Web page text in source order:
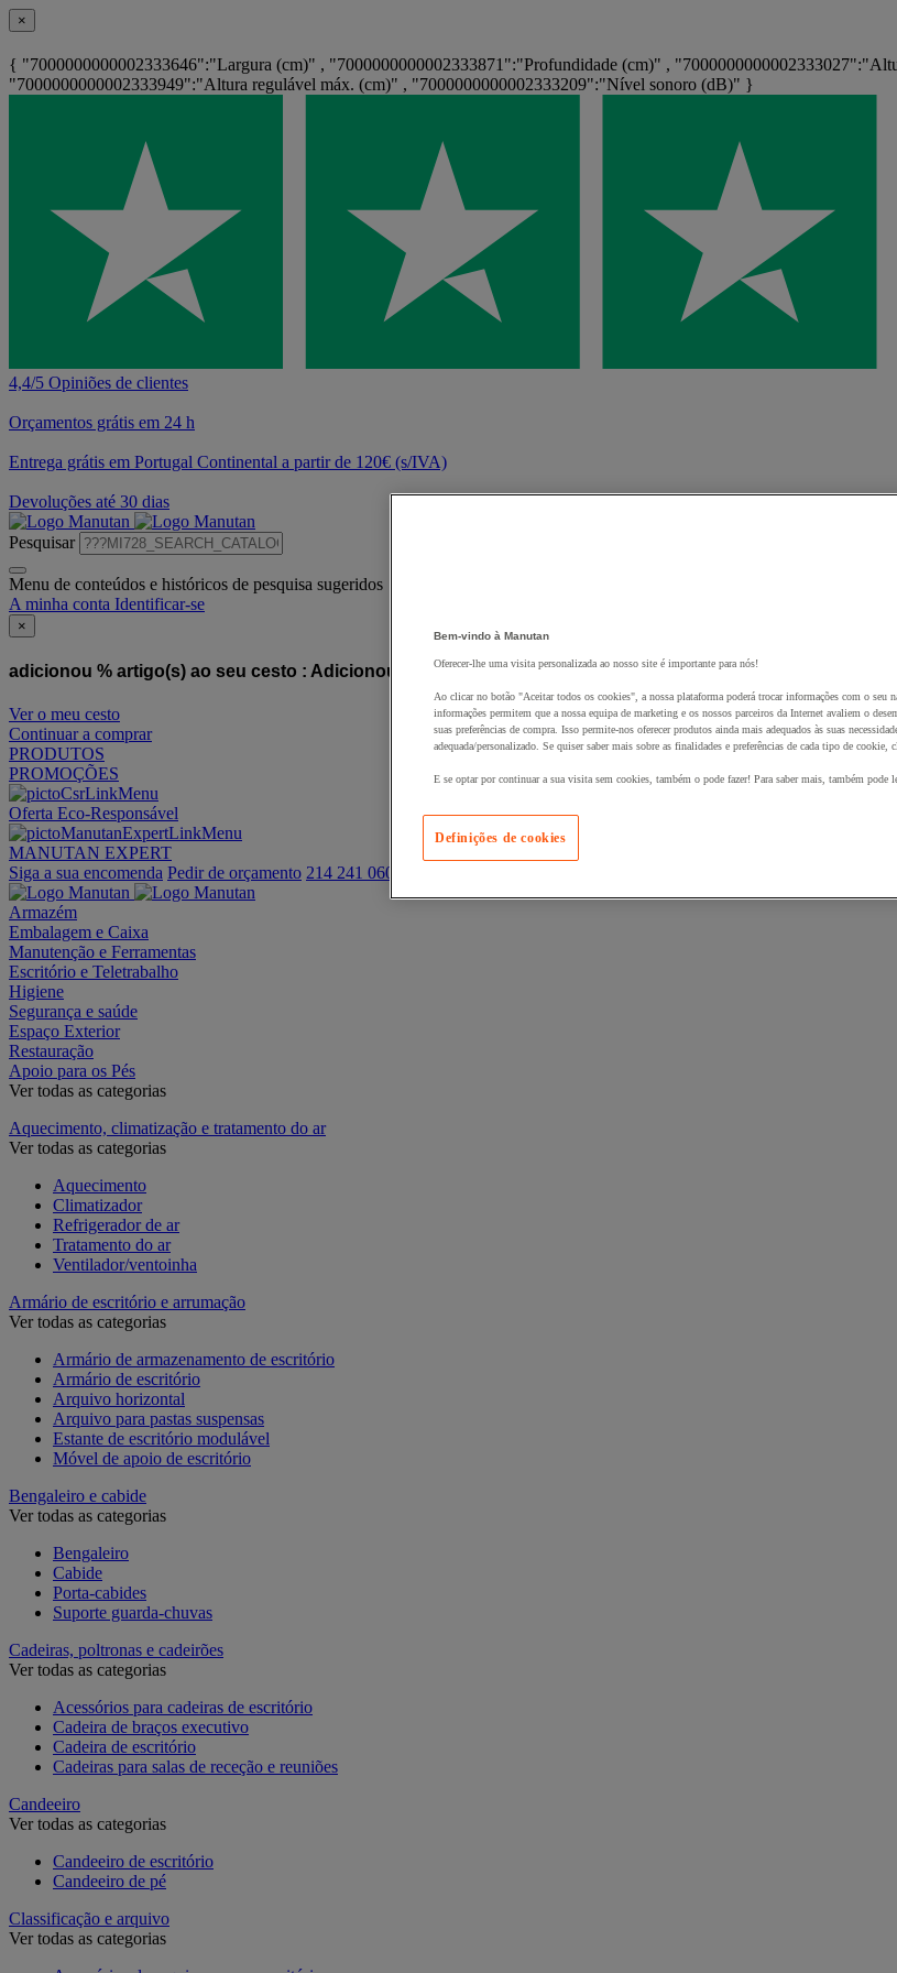
×
{ "7000000000002333646":"Largura (cm)" , "7000000000002333871":"Profundidade (cm)" ,
"7000000000002333949":"Altura regulável máx. (cm)" , "7000000000002333209":"Nível sonoro (dB)" }
4,4/5 Opiniões de clientes
Orçamentos grátis em 24 h
Entrega grátis em Portugal Continental a partir de 120€ (s/IVA)
Devoluções até 30 dias
Pesquisar
Menu de conteúdos e históricos de pesquisa sugeridos
A minha conta Identificar-se
×
adicionou % artigo(s) ao seu cesto : Adicionou este artigo ao seu cesto :
Ver o meu cesto
Continuar a comprar
PRODUTOS
PROMOÇÕES
Oferta Eco-Responsável
MANUTAN EXPERT
Siga a sua encomenda Pedir de orçamento 214 241 060
Armazém
Embalagem e Caixa
Manutenção e Ferramentas
Escritório e Teletrabalho
Higiene
Segurança e saúde
Espaço Exterior
Restauração
Apoio para os Pés
Ver todas as categorias
Aquecimento, climatização e tratamento do ar
Ver todas as categorias
Aquecimento
Climatizador
Refrigerador de ar
Tratamento do ar
Ventilador/ventoinha
Armário de escritório e arrumação
Ver todas as categorias
Armário de armazenamento de escritório
Armário de escritório
Arquivo horizontal
Arquivo para pastas suspensas
Estante de escritório modulável
Móvel de apoio de escritório
Bengaleiro e cabide
Ver todas as categorias
Bengaleiro
Cabide
Porta-cabides
Suporte guarda-chuvas
Cadeiras, poltronas e cadeirões
Ver todas as categorias
Acessórios para cadeiras de escritório
Cadeira de braços executivo
Cadeira de escritório
Cadeiras para salas de receção e reuniões
Candeeiro
Ver todas as categorias
Candeeiro de escritório
Candeeiro de pé
Classificação e arquivo
Ver todas as categorias
Bem-vindo à Manutan
Oferecer-lhe uma visita personalizada ao nosso site é importante para nós!
Ao clicar no botão "Aceitar todos os cookies", a nossa plataforma poderá trocar informações com o seu
informações permitem que a nossa equipa de marketing e os nossos parceiros da Internet avaliem o
suas preferências de compra. Isso permite-nos oferecer produtos ainda mais adequados às suas
adequada/personalizado. Se quiser saber mais sobre as finalidades e preferências de cada tipo de cookie,
E se optar por continuar a sua visita sem cookies, também o pode fazer! Para saber mais, também pode
Definições de cookies